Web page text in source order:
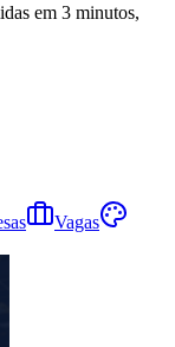
em 3 minutos,
Vagas